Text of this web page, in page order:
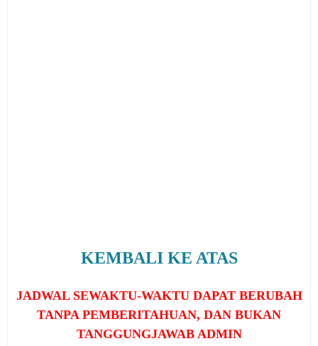
KEMBALI KE ATAS
JADWAL SEWAKTU-WAKTU DAPAT BERUBAH
TANPA PEMBERITAHUAN, DAN BUKAN
TANGGUNGJAWAB ADMIN